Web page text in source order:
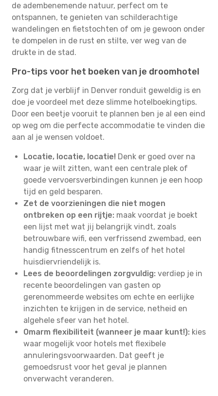
de adembenemende natuur, perfect om te
ontspannen, te genieten van schilderachtige
wandelingen en fietstochten of om je gewoon onder
te dompelen in de rust en stilte, ver weg van de
drukte in de stad.
Pro-tips voor het boeken van je droomhotel
Zorg dat je verblijf in Denver ronduit geweldig is en
doe je voordeel met deze slimme hotelboekingtips.
Door een beetje vooruit te plannen ben je al een eind
op weg om die perfecte accommodatie te vinden die
aan al je wensen voldoet.
Locatie, locatie, locatie! Denk er goed over na
waar je wilt zitten, want een centrale plek of
goede vervoersverbindingen kunnen je een hoop
tijd en geld besparen.
Zet de voorzieningen die niet mogen
ontbreken op een rijtje: maak voordat je boekt
een lijst met wat jij belangrijk vindt, zoals
betrouwbare wifi, een verfrissend zwembad, een
handig fitnesscentrum en zelfs of het hotel
huisdiervriendelijk is.
Lees de beoordelingen zorgvuldig: verdiep je in
recente beoordelingen van gasten op
gerenommeerde websites om echte en eerlijke
inzichten te krijgen in de service, netheid en
algehele sfeer van het hotel.
Omarm flexibiliteit (wanneer je maar kunt!): kies
waar mogelijk voor hotels met flexibele
annuleringsvoorwaarden. Dat geeft je
gemoedsrust voor het geval je plannen
onverwacht veranderen.